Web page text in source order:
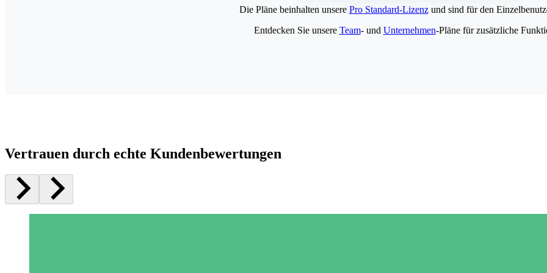
Die Pläne beinhalten unsere Pro Standard-Lizenzund sind für den
Entdecken Sie unsere Team- und Unternehmen-Pläne für zusätzliche
Vertrauen durch echte Kundenbewertungen